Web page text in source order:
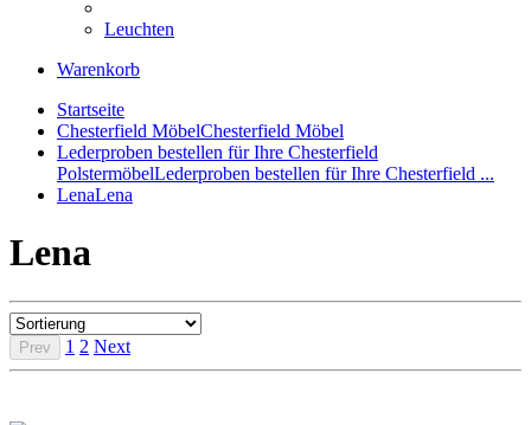
Leuchten
Warenkorb
Startseite
Chesterfield MöbelChesterfield Möbel
Lederproben bestellen für Ihre Chesterfield
PolstermöbelLederproben bestellen für Ihre Chesterfield ...
LenaLena
Lena
Prev 1 2 Next